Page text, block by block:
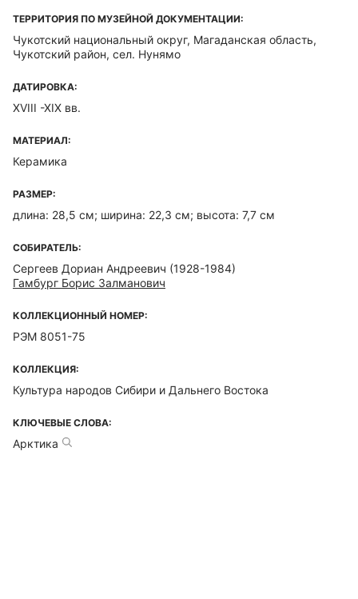
ТЕРРИТОРИЯ ПО МУЗЕЙНОЙ ДОКУМЕНТАЦИИ:
Чукотский национальный округ, Магаданская область,
Чукотский район, сел. Нунямо
ДАТИРОВКА:
XVIII -XIX вв.
МАТЕРИАЛ:
Керамика
РАЗМЕР:
длина: 28,5 см; ширина: 22,3 см; высота: 7,7 см
СОБИРАТЕЛЬ:
Сергеев Дориан Андреевич (1928-1984)
Гамбург Борис Залманович
КОЛЛЕКЦИОННЫЙ НОМЕР:
РЭМ 8051-75
КОЛЛЕКЦИЯ:
Культура народов Сибири и Дальнего Востока
КЛЮЧЕВЫЕ СЛОВА:
Арктика